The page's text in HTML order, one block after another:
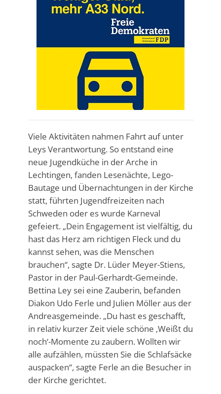
Viele Aktivitäten nahmen Fahrt auf unter
Leys Verantwortung. So entstand eine
neue Jugendküche in der Arche in
Lechtingen, fanden Lesenächte, Lego-
Bautage und Übernachtungen in der Kirche
statt, führten Jugendfreizeiten nach
Schweden oder es wurde Karneval
gefeiert. „Dein Engagement ist vielfältig, du
hast das Herz am richtigen Fleck und du
kannst sehen, was die Menschen
brauchen“, sagte Dr. Lüder Meyer-Stiens,
Pastor in der Paul-Gerhardt-Gemeinde.
Bettina Ley sei eine Zauberin, befanden
Diakon Udo Ferle und Julien Möller aus der
Andreasgemeinde. „Du hast es geschafft,
in relativ kurzer Zeit viele schöne ‚Weißt du
noch‘-Momente zu zaubern. Wollten wir
alle aufzählen, müssten Sie die Schlafsäcke
auspacken“, sagte Ferle an die Besucher in
der Kirche gerichtet.